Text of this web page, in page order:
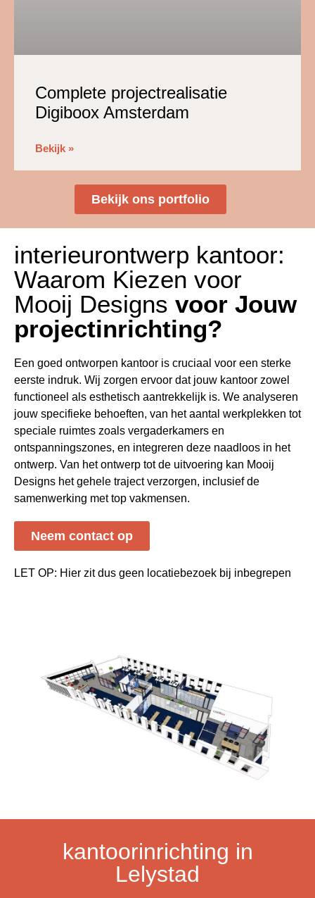
Complete projectrealisatie
Digiboox Amsterdam
Bekijk »
Bekijk ons portfolio
interieurontwerp kantoor:
Waarom Kiezen voor
Mooij Designs voor Jouw
projectinrichting?
Een goed ontworpen kantoor is cruciaal voor een sterke
eerste indruk. Wij zorgen ervoor dat jouw kantoor zowel
functioneel als esthetisch aantrekkelijk is. We analyseren
jouw specifieke behoeften, van het aantal werkplekken tot
speciale ruimtes zoals vergaderkamers en
ontspanningszones, en integreren deze naadloos in het
ontwerp. Van het ontwerp tot de uitvoering kan Mooij
Designs het gehele traject verzorgen, inclusief de
samenwerking met top vakmensen.
Neem contact op
LET OP: Hier zit dus geen locatiebezoek bij inbegrepen
kantoorinrichting in
Lelystad